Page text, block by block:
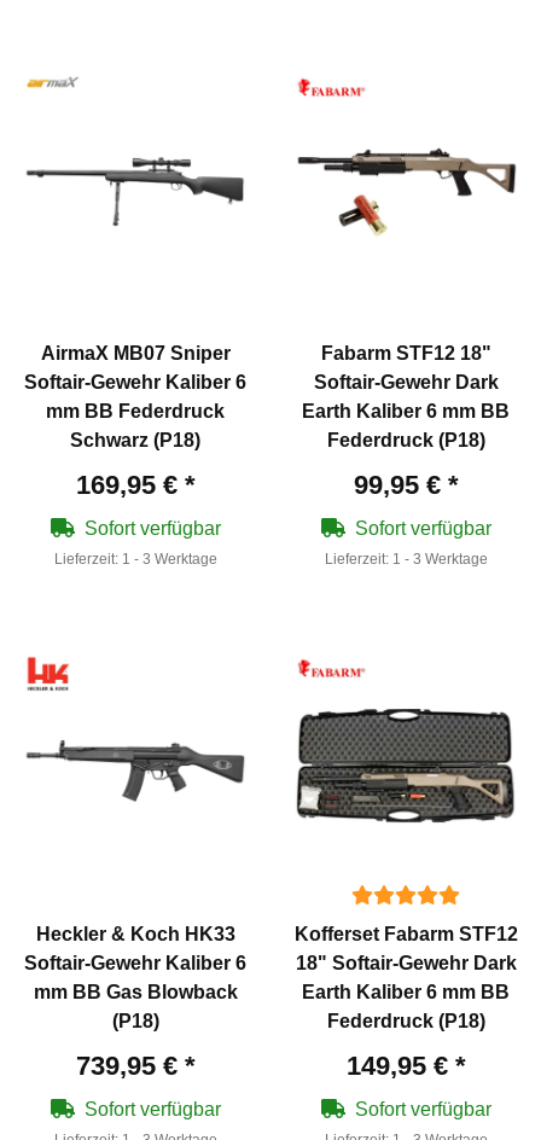
AirmaX MB07 Sniper
Softair-Gewehr Kaliber 6
mm BB Federdruck
Schwarz (P18)
169,95 € *
Sofort verfügbar
Lieferzeit: 1 - 3 Werktage
Fabarm STF12 18"
Softair-Gewehr Dark
Earth Kaliber 6 mm BB
Federdruck (P18)
99,95 € *
Sofort verfügbar
Lieferzeit: 1 - 3 Werktage
Heckler & Koch HK33
Softair-Gewehr Kaliber 6
mm BB Gas Blowback
(P18)
739,95 € *
Sofort verfügbar
Kofferset Fabarm STF12
18" Softair-Gewehr Dark
Earth Kaliber 6 mm BB
Federdruck (P18)
149,95 € *
Sofort verfügbar